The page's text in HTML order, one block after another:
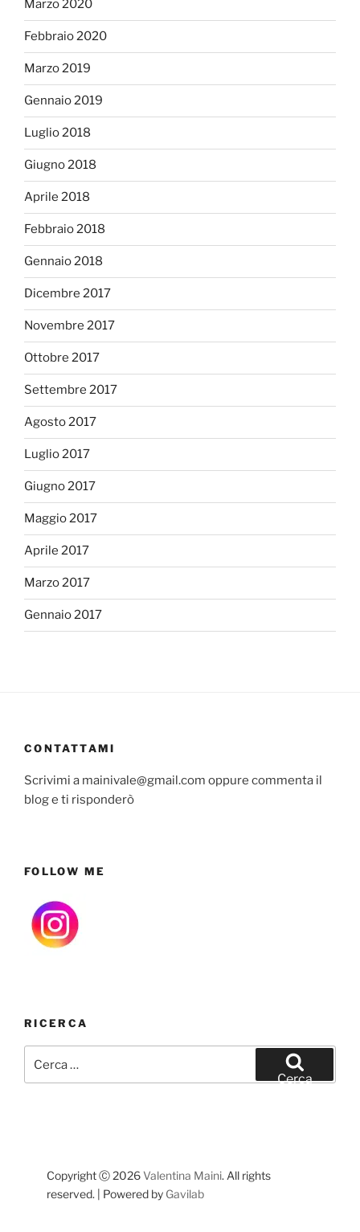
Marzo 2020
Febbraio 2020
Marzo 2019
Gennaio 2019
Luglio 2018
Giugno 2018
Aprile 2018
Febbraio 2018
Gennaio 2018
Dicembre 2017
Novembre 2017
Ottobre 2017
Settembre 2017
Agosto 2017
Luglio 2017
Giugno 2017
Maggio 2017
Aprile 2017
Marzo 2017
Gennaio 2017
CONTATTAMI
Scrivimi a mainivale@gmail.com oppure commenta il
blog e ti risponderò
FOLLOW ME
RICERCA
Cerca
Copyright Ⓒ 2026 Valentina Maini. All rights
reserved. | Powered by Gavilab